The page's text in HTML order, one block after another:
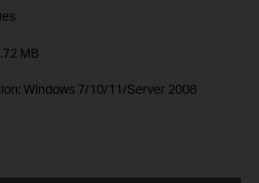
MB
Windows 7/10/11/Server 2008